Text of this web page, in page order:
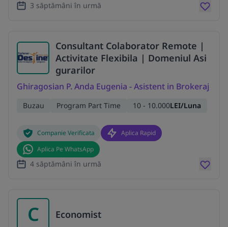
3 săptămâni în urmă
Consultant Colaborator Remote |
Activitate Flexibila | Domeniul Asi
gurarilor
Ghiragosian P. Anda Eugenia - Asistent in Brokeraj
Buzau Program Part Time 10 - 10.000LEI/Luna
Companie Verificata
Aplica Rapid
Aplica Pe WhatsApp
4 săptămâni în urmă
C Economist